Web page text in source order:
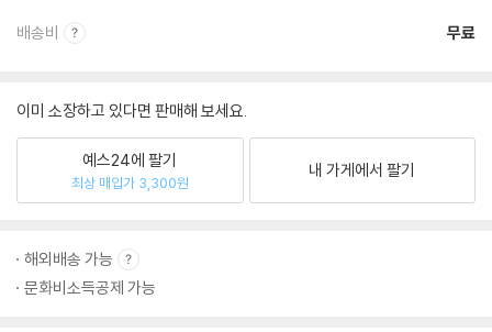
배송비 무료
이미 소장하고 있다면 판매해 보세요.
예스24에 팔기
최상 매입가 3,300원
내 가게에서 팔기
해외배송 가능
문화비소득공제 가능